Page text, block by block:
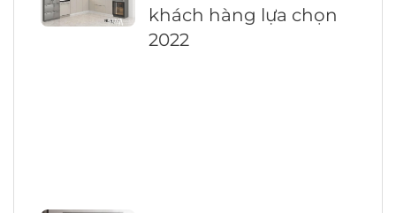
khách hàng lựa chọn
2022